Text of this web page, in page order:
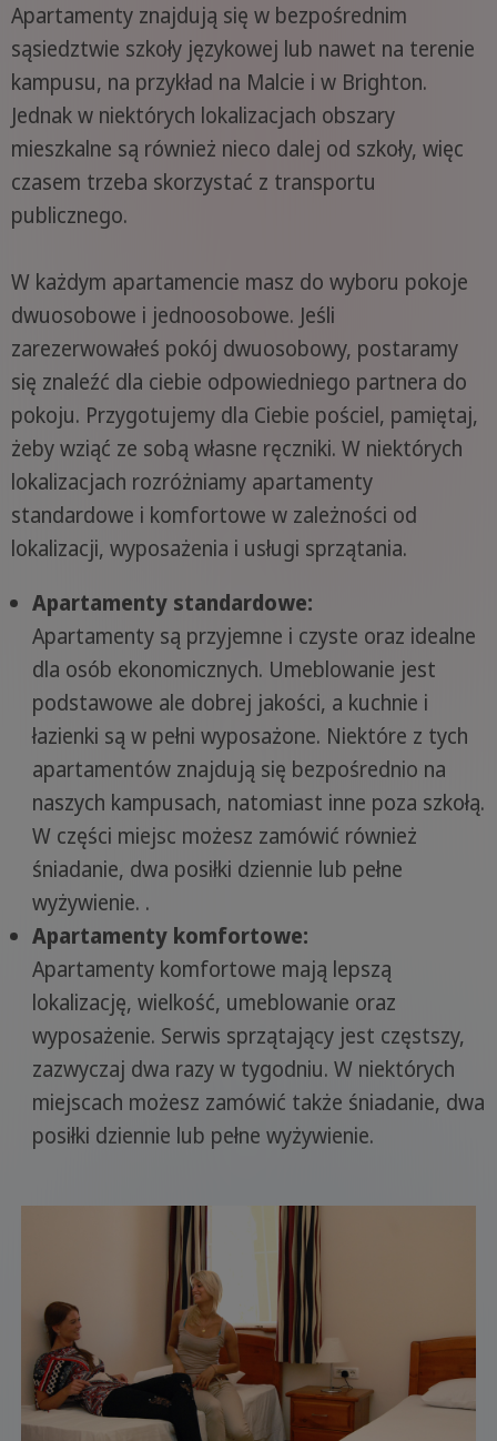
Apartamenty znajdują się w bezpośrednim
sąsiedztwie szkoły językowej lub nawet na terenie
kampusu, na przykład na Malcie i w Brighton.
Jednak w niektórych lokalizacjach obszary
mieszkalne są również nieco dalej od szkoły, więc
czasem trzeba skorzystać z transportu
publicznego.
W każdym apartamencie masz do wyboru pokoje
dwuosobowe i jednoosobowe. Jeśli
zarezerwowałeś pokój dwuosobowy, postaramy
się znaleźć dla ciebie odpowiedniego partnera do
pokoju. Przygotujemy dla Ciebie pościel, pamiętaj,
żeby wziąć ze sobą własne ręczniki. W niektórych
lokalizacjach rozróżniamy apartamenty
standardowe i komfortowe w zależności od
lokalizacji, wyposażenia i usługi sprzątania.
Apartamenty standardowe:
Apartamenty są przyjemne i czyste oraz idealne
dla osób ekonomicznych. Umeblowanie jest
podstawowe ale dobrej jakości, a kuchnie i
łazienki są w pełni wyposażone. Niektóre z tych
apartamentów znajdują się bezpośrednio na
naszych kampusach, natomiast inne poza szkołą.
W części miejsc możesz zamówić również
śniadanie, dwa posiłki dziennie lub pełne
wyżywienie. .
Apartamenty komfortowe:
Apartamenty komfortowe mają lepszą
lokalizację, wielkość, umeblowanie oraz
wyposażenie. Serwis sprzątający jest częstszy,
zazwyczaj dwa razy w tygodniu. W niektórych
miejscach możesz zamówić także śniadanie, dwa
posiłki dziennie lub pełne wyżywienie.